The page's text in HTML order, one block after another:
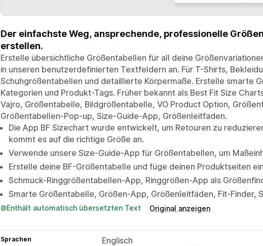
Der einfachste Weg, ansprechende, professionelle
erstellen.
Erstelle übersichtliche Größentabellen für all deine
in unseren benutzerdefinierten Textfeldern an. Für T-Shirts,
Schuhgrößentabellen und detaillierte Körpermaße. Erstelle smarte
Kategorien und Produkt-Tags. Früher bekannt als Best Fit Size
Vajro, Größentabelle, Bildgrößentabelle, VO Product Option,
Größentabellen-Pop-up, Size-Guide-App, Größenleitfaden.
Die App BF Sizechart wurde entwickelt, um Retouren zu
kommt es auf die richtige Größe an.
Verwende unsere Size-Guide-App für Größentabellen, um
Erstelle deine BF-Größentabelle und füge deinen Produktseiten
Schmuck-Ringgrößentabellen-App, Ringgrößen-App als
Smarte Größentabelle, Größen-App, Größenleitfäden, Fit-Finder,
Enthält automatisch übersetzten Text Original anzeigen
Sprachen
Englisch